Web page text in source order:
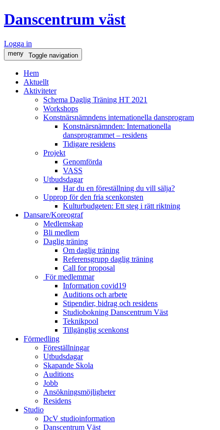
Danscentrum väst
Logga in
meny Toggle navigation
Hem
Aktuellt
Aktiviteter
Schema Daglig Träning HT 2021
Workshops
Konstnärsnämndens internationella dansprogram
Konstnärsnämnden: Internationella
dansprogrammet – residens
Tidigare residens
Projekt
Genomförda
VASS
Utbudsdagar
Har du en föreställning du vill sälja?
Upprop för den fria scenkonsten
Kulturbudgeten: Ett steg i rätt riktning
Dansare/Koreograf
Medlemskap
Bli medlem
Daglig träning
Om daglig träning
Referensgrupp daglig träning
Call for proposal
För medlemmar
Information covid19
Auditions och arbete
Stipendier, bidrag och residens
Studiobokning Danscentrum Väst
Teknikpool
Tillgänglig scenkonst
Förmedling
Föreställningar
Utbudsdagar
Skapande Skola
Auditions
Jobb
Ansökningsmöjligheter
Residens
Studio
DcV studioinformation
Danscentrum Väst